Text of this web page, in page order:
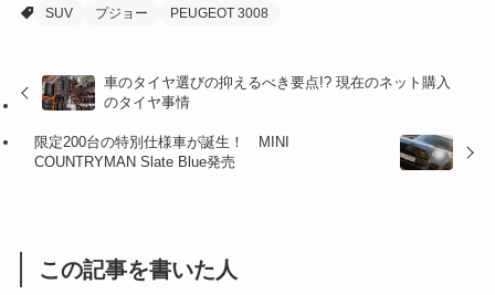
(47)
(16)
SUV
プジョー PEUGEOT 3008
車のタイヤ選びの抑えるべき要点!? 現在のネット購入
のタイヤ事情
限定200台の特別仕様車が誕生！ MINI
COUNTRYMAN Slate Blue発売
この記事を書いた人